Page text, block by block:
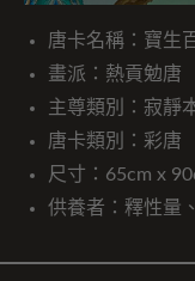
唐卡名稱：寶生
畫派：熱貢勉唐
主尊類別：寂靜
唐卡類別：彩唐
尺寸：65cm x
供養者：釋性量